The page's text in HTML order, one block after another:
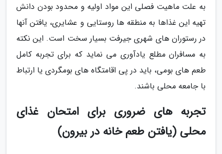
به علت ماهیت فصلی این مواد اولیه و محدود بودن دانش
تهیه این غذاها به منطقه ها روستایی و عشایری، یافتن آنها
در رستوران های شهری جیرفت بسیار سخت است. این نکته
به مسافران مطلع یادآوری می نماید که برای تجربه کامل
طعم های بومی، باید در پی اقامتگاه های بومگردی یا ارتباط
با جامعه محلی باشند.
تجربه های ضروری برای امتحان غذای
محلی (یافتن طعم خانه در بیرون)